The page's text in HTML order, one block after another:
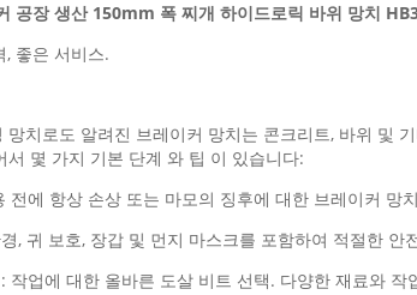
공장 생산 150mm 폭 찌개 하이드로릭 바위 망치
, 좋은 서비스.
망치로도 알려진 브레이커 망치는 콘크리트, 바위 및
서 몇 가지 기본 단계 와 팁 이 있습니다:
전에 항상 손상 또는 마모의 징후에 대한 브레이커
, 귀 보호, 장갑 및 먼지 마스크를 포함하여 적절한
작업에 대한 올바른 도살 비트 선택. 다양한 재료와